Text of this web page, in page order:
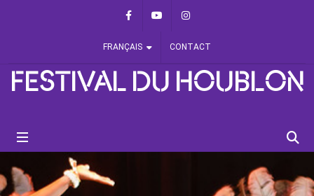
FacebookYoutube
FRANÇAIS CONTACT
FESTIVAL DU HOUBLON
Panneau de gestion des cookies